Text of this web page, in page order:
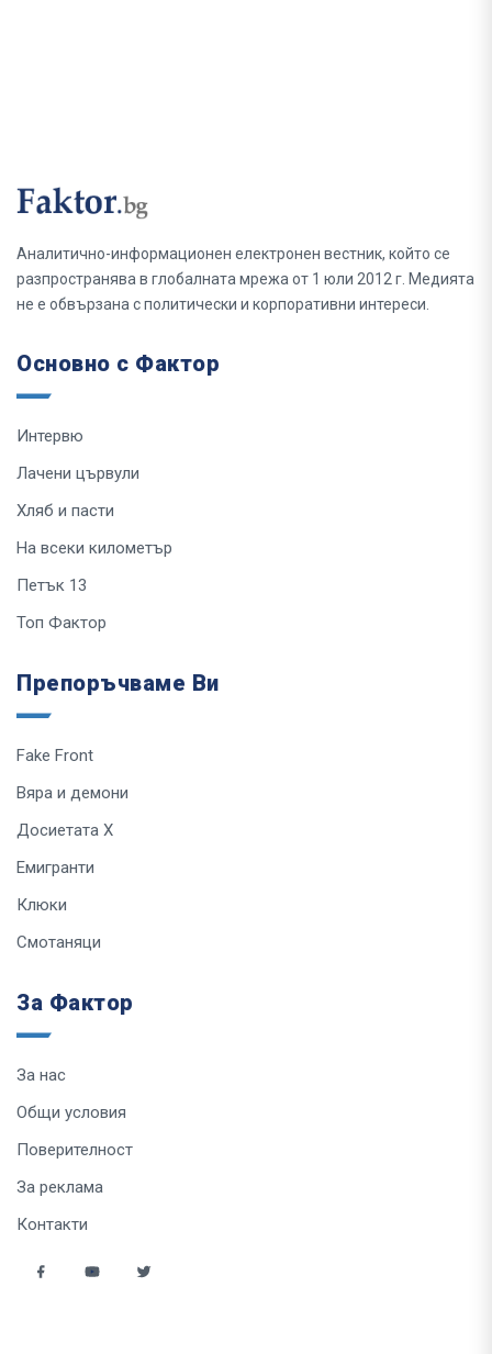
Аналитично-информационен електронен вестник, който се
разпространява в глобалната мрежа от 1 юли 2012 г. Медията
не е обвързана с политически и корпоративни интереси.
Основно с Фактор
Интервю
Лачени цървули
Хляб и пасти
На всеки километър
Петък 13
Топ Фактор
Препоръчваме Ви
Fake Front
Вяра и демони
Досиетата Х
Емигранти
Клюки
Смотаняци
За Фактор
За нас
Общи условия
Поверителност
За реклама
Контакти